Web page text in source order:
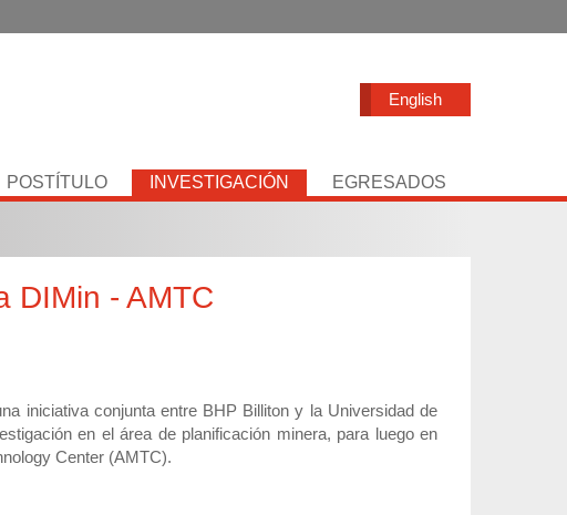
English
POSTÍTULO INVESTIGACIÓN EGRESADOS
DIMin - AMTC
iniciativa conjunta entre BHP Billiton y la Universidad de
en el área de planificación minera, para luego en
Center (AMTC).